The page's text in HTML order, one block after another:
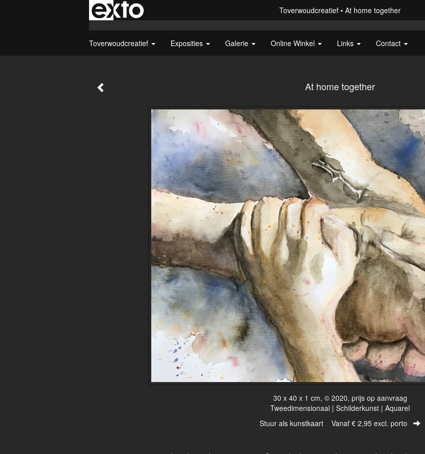
Toverwoudcreatief At home together
Toverwoudcreatief Exposities Galerie Online Winkel Links Contact
At home together
30 x 40 x 1 cm, © 2020, prijs op aanvraag
Tweedimensionaal | Schilderkunst | Aquarel
Stuur als kunstkaart Vanaf € 2,95 excl. porto